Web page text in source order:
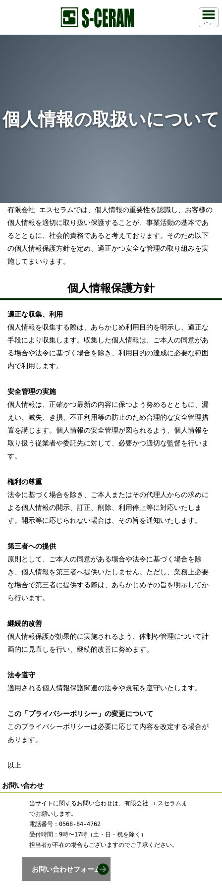
メニュー
個人情報の取扱いについて
有限会社 エスセラムでは、個人情報の重要性を認識し、お客様の
個人情報を適切に取り扱い保護することが、事業活動の基本であ
るとともに、社会的責務であると考えております。そのため以下
の個人情報保護方針を定め、適正かつ安全な管理の取り組みを実
施してまいります。
個人情報保護方針
適正な収集、利用
個人情報を収集する際は、あらかじめ利用目的を明示し、適正な
手段により収集します。収集した個人情報は、ご本人の同意があ
る場合や法令に基づく場合を除き、利用目的の達成に必要な範囲
内で利用します。
安全管理の実施
個人情報は、正確かつ最新の内容に保つよう努めるとともに、漏
えい、滅失、き損、不正利用等の防止のため合理的な安全管理措
置を講じます。個人情報の安全管理が図られるよう、個人情報を
取り扱う従業者や委託先に対して、必要かつ適切な監督を行いま
す。
権利の尊重
法令に基づく場合を除き、ご本人またはその代理人からの求めに
よる個人情報の開示、訂正、削除、利用停止等に対応いたしま
す。開示等に応じられない場合は、その旨を通知いたします。
第三者への提供
原則として、ご本人の同意がある場合や法令に基づく場合を除
き、個人情報を第三者へ提供いたしません。ただし、業務上必要
な場合で第三者に提供する際は、あらかじめその旨を明示してか
ら行います。
継続的改善
個人情報保護が効果的に実施されるよう、体制や管理について計
画的に見直しを行い、継続的改善に努めます。
法令遵守
適用される個人情報保護関連の法令や規範を遵守いたします。
この「プライバシーポリシー」の変更について
このプライバシーポリシーは必要に応じて内容を改定する場合が
あります。
以上
お問い合わせ
当サイトに関するお問い合わせは、有限会社 エスセラムま
でお願いします。
電話番号：0568-84-4762
受付時間：9時〜17時（土・日・祝を除く）
担当者が不在の場合もございますのでご了承ください。
お問い合わせフォーム